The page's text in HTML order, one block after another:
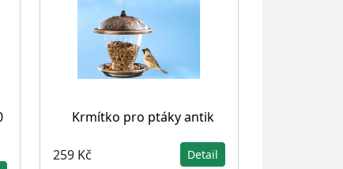
Krmítko pro ptáky antik
259 Kč Detail